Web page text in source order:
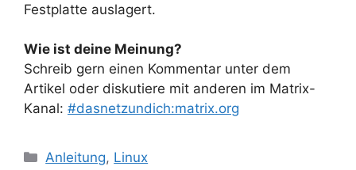
Festplatte auslagert.
Wie ist deine Meinung?
Schreib gern einen Kommentar unter dem
Artikel oder diskutiere mit anderen im Matrix-
Kanal: #dasnetzundich:matrix.org
Kategorien
Anleitung, Linux